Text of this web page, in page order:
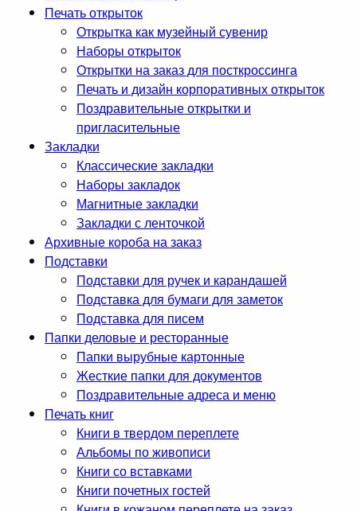
Печать открыток
Открытка как музейный сувенир
Наборы открыток
Открытки на заказ для посткроссинга
Печать и дизайн корпоративных открыток
Поздравительные открытки и
пригласительные
Закладки
Классические закладки
Наборы закладок
Магнитные закладки
Закладки с ленточкой
Архивные короба на заказ
Подставки
Подставки для ручек и карандашей
Подставка для бумаги для заметок
Подставка для писем
Папки деловые и ресторанные
Папки вырубные картонные
Жесткие папки для документов
Поздравительные адреса и меню
Печать книг
Книги в твердом переплете
Альбомы по живописи
Книги со вставками
Книги почетных гостей